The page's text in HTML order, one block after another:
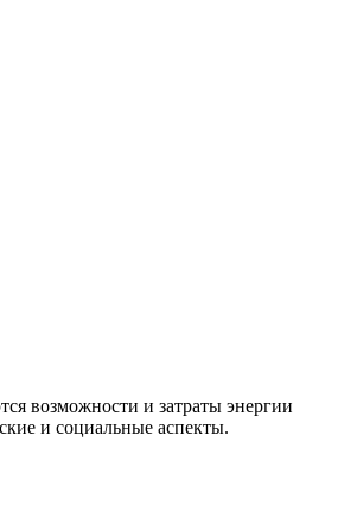
возможности и затраты энергии
и социальные аспекты.